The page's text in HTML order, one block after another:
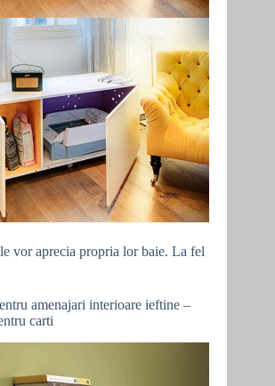
vor aprecia propria lor baie. La fel
amenajari interioare ieftine –
carti